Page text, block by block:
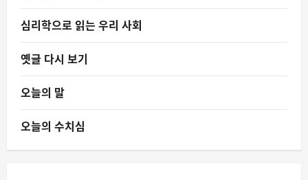
심리학으로 읽는 우리 사회
옛글 다시 보기
오늘의 말
오늘의 수치심